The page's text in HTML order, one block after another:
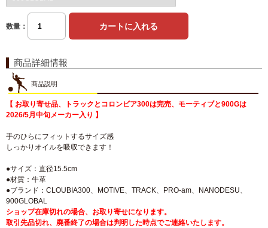
数量：
商品詳細情報
商品説明
【 お取り寄せ品、トラックとコロンビア300は完売、モーティブと900Gは
2026/5月中旬メーカー入り 】
手のひらにフィットするサイズ感
しっかりオイルを吸収できます！
●サイズ：直径15.5cm
●材質：牛革
●ブランド：CLOUBIA300、MOTIVE、TRACK、PRO-am、NANODESU、
900GLOBAL
ショップ在庫切れの場合、お取り寄せになります。
取引先品切れ、廃番終了の場合は判明した時点でご連絡いたします。